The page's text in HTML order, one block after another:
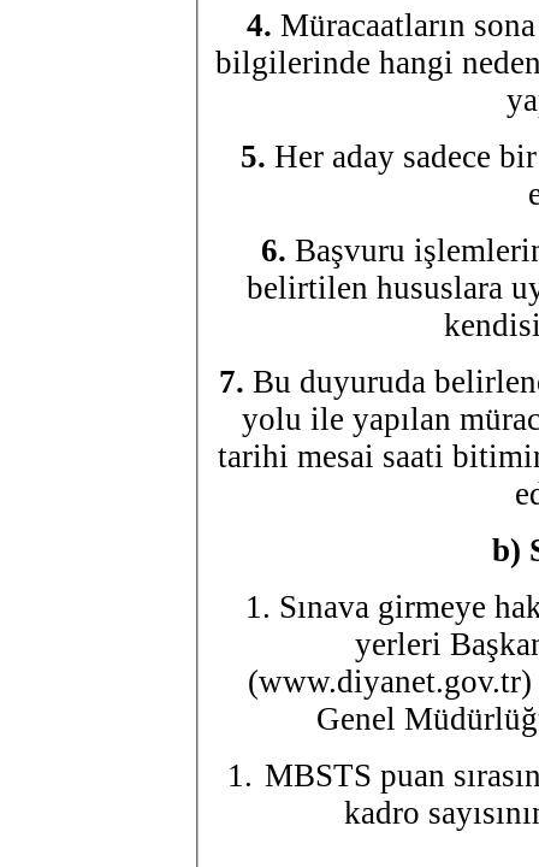
4. Müracaatların
bilgilerinde hangi
5. Her aday sadece
6. Başvuru
belirtilen hususlara
7. Bu duyuruda
yolu ile yapılan
tarihi mesai saati
b)
1. Sınava girmeye
yerleri
(www.diyanet.gov.tr)
Genel
MBSTS puan
kadro